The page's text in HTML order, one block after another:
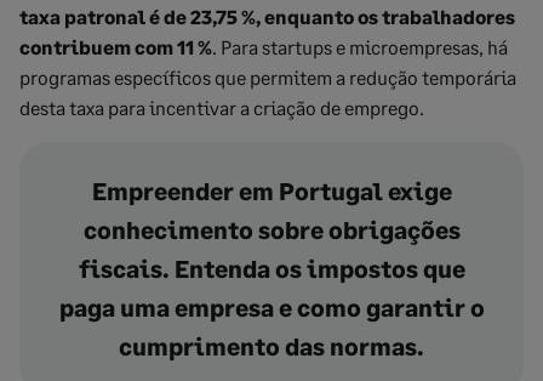
taxa patronal é de 23,75 %, enquanto os trabalhadores
contribuem com 11 %. Para startups e microempresas, há
programas específicos que permitem a redução temporária
desta taxa para incentivar a criação de emprego.
Empreender em Portugal exige
conhecimento sobre obrigações
fiscais. Entenda os impostos que
paga uma empresa e como garantir o
cumprimento das normas.